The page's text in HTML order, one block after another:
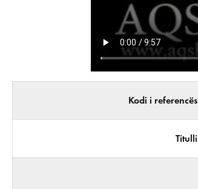
Kodi i referencës
Titulli